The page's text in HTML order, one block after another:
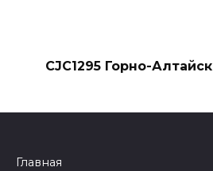
CJC1295 Горно-Алтайск
Главная